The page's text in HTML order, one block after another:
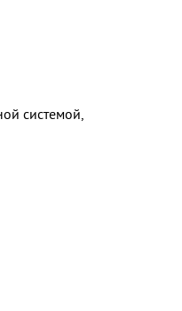
системой,